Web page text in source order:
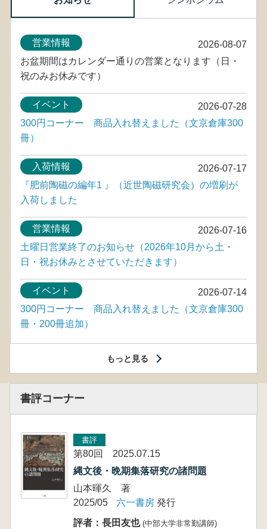
2026-08-07
営業情報
お盆期間はカレンダー通りの営業となります（日・
祝のみお休みです）
2026-07-28
イベント
300円コーナー 商品入れ替えました（文京倉庫300
冊）
2026-07-17
入荷情報
『肥前陶磁の編年1 』（近世陶磁研究会）の増刷が
入荷しました
2026-07-16
営業情報
土曜日営業終了のお知らせ（2026年10月から土・
日・祝お休みとさせていただきます）
2026-07-14
イベント
300円コーナー 商品入れ替えました（文京倉庫300
冊・200冊追加）
もっと見る
書評コーナー
書評
第80回 2025.07.15
縄文後・晩期集落研究の諸問題
山本暉久 著
2025/05
六一書房 発行
評者：長田友也 (中部大学非常勤講師)